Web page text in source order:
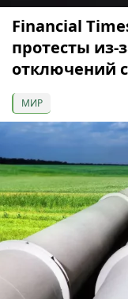
Financial
протесты
отключений
МИР